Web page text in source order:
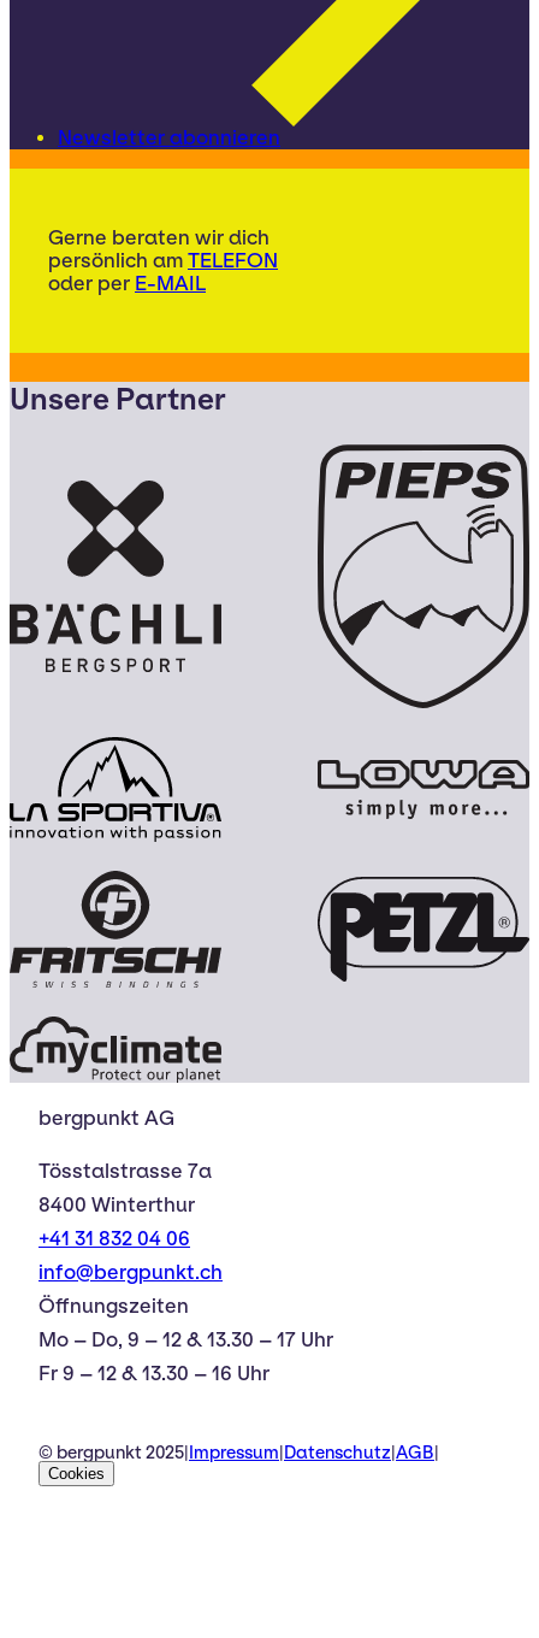
Newsletter abonnieren
Gerne beraten wir dich
persönlich am TELEFON
oder per E-MAIL
Unsere Partner
bergpunkt AG
Tösstalstrasse 7a
8400 Winterthur
+41 31 832 04 06
info@bergpunkt.ch
Öffnungszeiten
Mo – Do, 9 – 12 & 13.30 – 17 Uhr
Fr 9 – 12 & 13.30 – 16 Uhr
© bergpunkt 2025 Impressum Datenschutz AGB
Cookies